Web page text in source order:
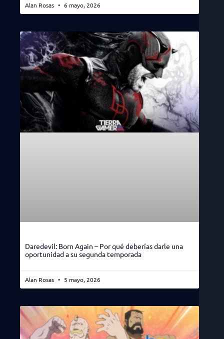
Alan Rosas 6 mayo, 2026
Daredevil: Born Again – Por qué deberías darle una
oportunidad a su segunda temporada
Alan Rosas 5 mayo, 2026